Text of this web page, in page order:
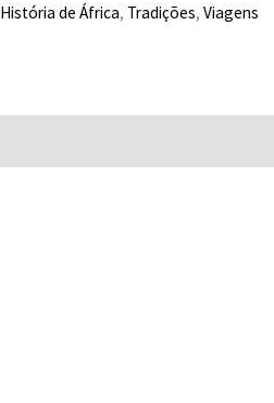
História de África, Tradições, Viagens